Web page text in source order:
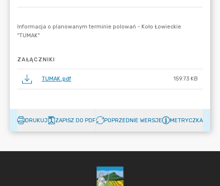
ZAŁĄCZNIKI
TUMAK.pdf 159.73 KB
DRUKUJ ZAPISZ DO PDF POPRZEDNIE WERSJE METRYCZKA